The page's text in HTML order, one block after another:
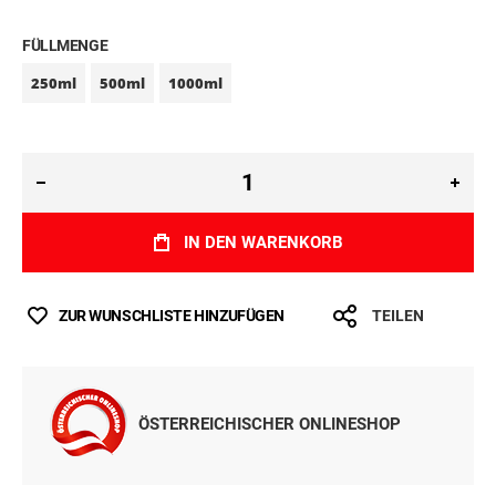
FÜLLMENGE
250ml 500ml 1000ml
IN DEN WARENKORB
ZUR WUNSCHLISTE HINZUFÜGEN TEILEN
ÖSTERREICHISCHER ONLINESHOP